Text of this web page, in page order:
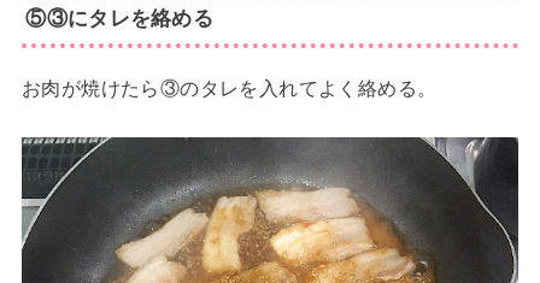
⑤③にタレを絡める
お肉が焼けたら③のタレを入れてよく絡める。